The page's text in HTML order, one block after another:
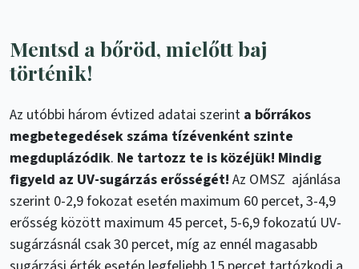
Mentsd a bőröd, mielőtt baj
történik!
Az utóbbi három évtized adatai szerint a bőrrákos
megbetegedések száma tízévenként szinte
megduplázódik. Ne tartozz te is közéjük! Mindig
figyeld az UV-sugárzás erősségét! Az OMSZ ajánlása
szerint 0-2,9 fokozat esetén maximum 60 percet, 3-4,9
erősség között maximum 45 percet, 5-6,9 fokozatú UV-
sugárzásnál csak 30 percet, míg az ennél magasabb